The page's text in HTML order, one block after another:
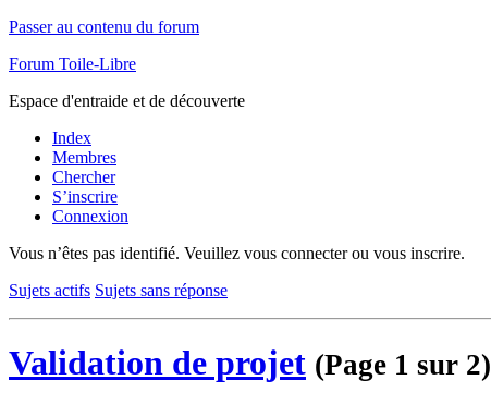
Passer au contenu du forum
Forum Toile-Libre
Espace d'entraide et de découverte
Index
Membres
Chercher
S’inscrire
Connexion
Vous n’êtes pas identifié. Veuillez vous connecter ou vous inscrire.
Sujets actifs Sujets sans réponse
Validation de projet (Page 1 sur 2)